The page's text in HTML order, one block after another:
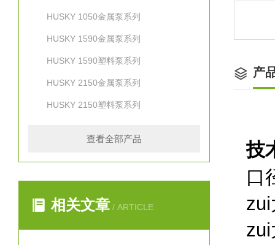
HUSKY 1050金属泵系列
HUSKY 1590金属泵系列
HUSKY 1590塑料泵系列
HUSKY 2150金属泵系列
HUSKY 2150塑料泵系列
查看全部产品
相关文章 / ARTICLE
产
技
口